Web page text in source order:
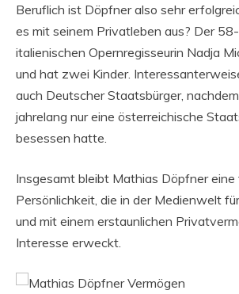
Beruflich ist Döpfner also sehr
es mit seinem Privatleben aus? Der
italienischen Opernregisseurin Nadja
und hat zwei Kinder.
auch Deutscher Staatsbürger,
jahrelang nur eine österreichische
besessen hatte.
Insgesamt bleibt Mathias Döpfner
Persönlichkeit, die in der Medienwelt
und mit einem erstaunlichen
Interesse erweckt.